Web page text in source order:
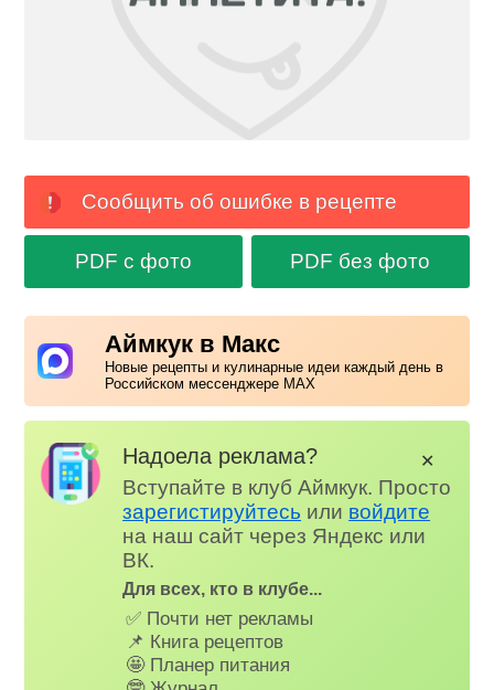
Сообщить об ошибке в рецепте
PDF с фото PDF без фото
Аймкук в Макс
Новые рецепты и кулинарные идеи каждый день в
Российском мессенджере MAX
Надоела реклама?
Вступайте в клуб Аймкук. Просто
зарегистируйтесь или войдите
на наш сайт через Яндекс или
ВК.
Для всех, кто в клубе...
✅ Почти нет рекламы
📌 Книга рецептов
🤩 Планер питания
✕